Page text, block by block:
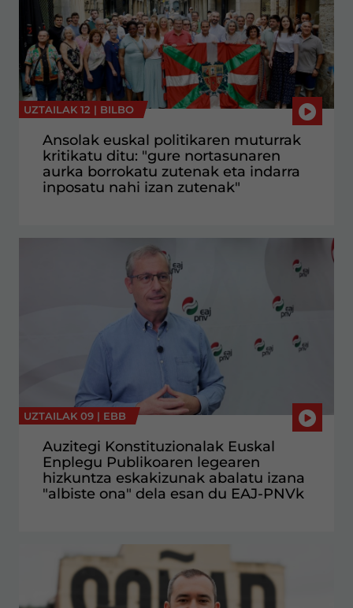
UZTAILAK 12 | BILBO
Ansolak euskal politikaren muturrak
kritikatu ditu: "gure nortasunaren
aurka borrokatu zutenak eta indarra
inposatu nahi izan zutenak"
UZTAILAK 09 | EBB
Auzitegi Konstituzionalak Euskal
Enplegu Publikoaren legearen
hizkuntza eskakizunak abalatu izana
"albiste ona" dela esan du EAJ-PNVk